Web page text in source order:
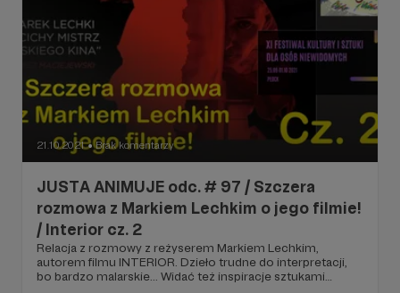
21.10.2021 ● Brak komentarzy
JUSTA ANIMUJE odc. # 97 / Szczera
rozmowa z Markiem Lechkim o jego filmie!
/ Interior cz. 2
Relacja z rozmowy z reżyserem Markiem Lechkim,
autorem filmu INTERIOR. Dzieło trudne do interpretacji,
bo bardzo malarskie... Widać też inspiracje sztukami